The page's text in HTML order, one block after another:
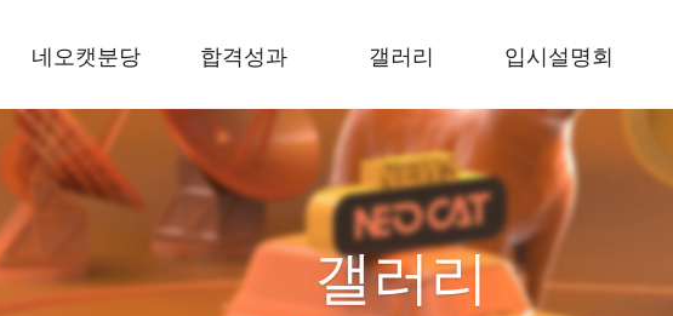
네오캣분당
학원소개
규정안내
합격성과
2025합격성과
2024합격성과
2022합격성과
갤러리
서울대반
국민대 이대 고대
반
기초디자인반
예비반
입시설명회
신입학입시설명
회
재원생입시설명
회
재원생진학설명
회
갤러리